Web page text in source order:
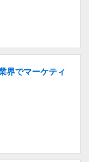
界でマーケティ